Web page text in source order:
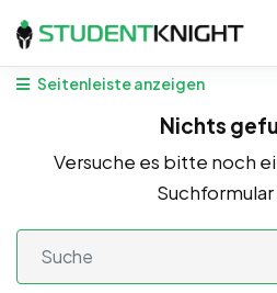
Seitenleiste anzeigen
Nichts
Versuche es bitte noch